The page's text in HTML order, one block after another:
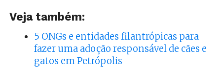
Veja também:
5 ONGs e entidades filantrópicas para
fazer uma adoção responsável de cães e
gatos em Petrópolis